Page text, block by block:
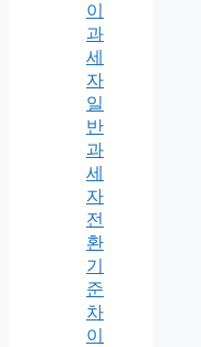
이
과
세
자
일
반
과
세
자
전
환
기
준
차
이